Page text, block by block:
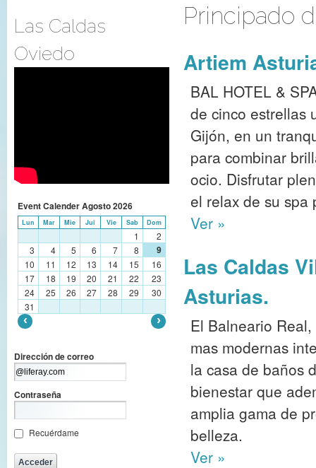
Las Caldas
Oviedo
Event CalenderAgosto2026
Lun Mar Mie Jui Vie Sab Dom
1
2
3
4 5 6 7 8 9
10 11 12 13 14 15
16
17
18 19 20 21 22
23
24
25 26 27 28 29
30
31
Dirección de correo
Contraseña
Recuérdame
Principado
Artiem
BAL HOTEL &
de cinco estrellas
Gijón, en un
para combinar
ocio. Disfrutar
el relax de su spa
Ver »
Las Caldas
Asturias.
El Balneario
mas modernas
la casa de baños
bienestar que
amplia gama de
belleza.
Ver »